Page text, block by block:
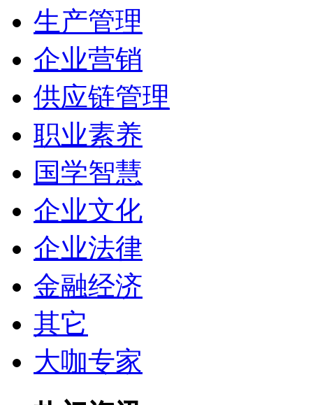
生产管理
企业营销
供应链管理
职业素养
国学智慧
企业文化
企业法律
金融经济
其它
大咖专家